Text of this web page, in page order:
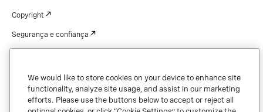
Copyright © 2026 Vonage. All rights reserved. VONAGE®, the V logo (
and other Vonage marks are registered trademarks of Vonage or its affiliates
in the United States and other countries.
Copyright
Segurança e confiança
We would like to store cookies on your device to enhance site
functionality, analyze site usage, and assist in our marketing
efforts. Please use the buttons below to accept or reject all